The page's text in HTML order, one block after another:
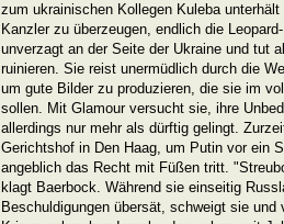
zum ukrainischen Kollegen Kuleba
Kanzler zu überzeugen, endlich die
unverzagt an der Seite der Ukraine und tut
ruinieren. Sie reist unermüdlich durch die
um gute Bilder zu produzieren, die sie im
sollen. Mit Glamour versucht sie, ihre
allerdings nur mehr als dürftig gelingt.
Gerichtshof in Den Haag, um Putin vor ein
angeblich das Recht mit Füßen tritt.
klagt Baerbock. Während sie einseitig
Beschuldigungen übersät, schweigt sie und